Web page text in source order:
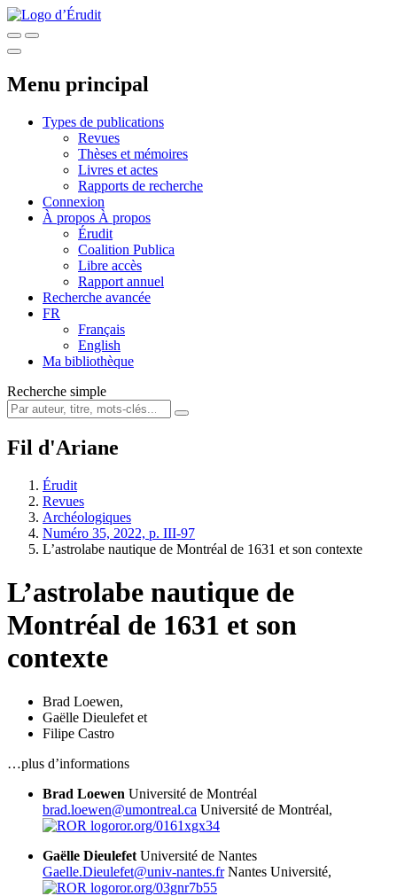
Menu principal
Types de publications
Revues
Thèses et mémoires
Livres et actes
Rapports de recherche
Connexion
À propos À propos
Érudit
Coalition Publica
Libre accès
Rapport annuel
Recherche avancée
FR
Français
English
Ma bibliothèque
Recherche simple
Fil d'Ariane
Érudit
Revues
Archéologiques
Numéro 35, 2022, p. III-97
L’astrolabe nautique de Montréal de 1631 et son contexte
L’astrolabe nautique de
Montréal de 1631 et son
contexte
Brad Loewen,
Gaëlle Dieulefet et
Filipe Castro
…plus d’informations
Brad Loewen Université de Montréal
brad.loewen@umontreal.ca Université de Montréal,
ror.org/0161xgx34
Gaëlle Dieulefet Université de Nantes
Gaelle.Dieulefet@univ-nantes.fr Nantes Université,
ror.org/03gnr7b55